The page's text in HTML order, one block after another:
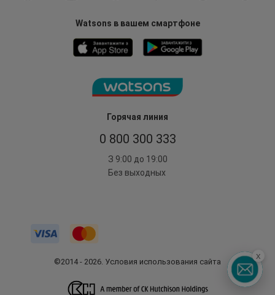
Горячая линия
0 800 300 333
З 9:00 до 19:00
Без выходных
Watsons в вашем смартфоне
©2014 - 2026. Условия использования сайта
x